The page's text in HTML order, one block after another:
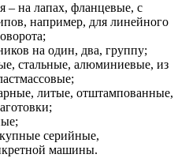
– на лапах, фланцевые, с
например, для линейного
на один, два, группу;
стальные, алюминиевые, из
литые, отштампованные,
серийные,
машины.